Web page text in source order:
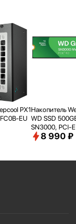
PX1
EU
Накопитель
WD SSD
SN3000, PCI-
2280, [R/W -
8 990 ₽